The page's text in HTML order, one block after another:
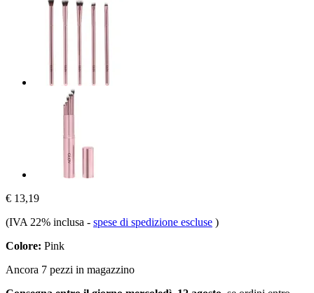
€ 13,19
(IVA 22% inclusa - spese di spedizione escluse )
Colore: Pink
Ancora 7 pezzi in magazzino